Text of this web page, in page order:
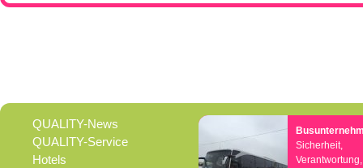
QUALITY-News
QUALITY-Service
Hotels
Sicherheit,
Verantwortung,